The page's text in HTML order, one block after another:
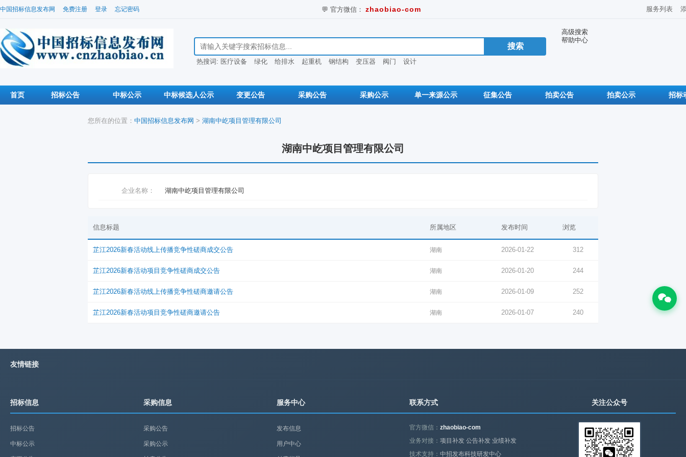
中国招标信息发布网 免费注册 登录 忘记密码 💬 官方微信： zhaobiao-com 服务列表
搜索招标信息
热搜词: 医疗设备 绿化 给排水 起重机 钢结构 变压器 阀门 设计
高级搜索
帮助中心
首页 招标公告 中标公示 中标候选人公示 变更公告 采购公告 采购公示 单一来源公示 征集公告 拍卖公告 拍卖公示 招标
您所在的位置： 中国招标信息发布网 > 湖南中屹项目管理有限公司
湖南中屹项目管理有限公司
企业名称： 湖南中屹项目管理有限公司
信息标题 所属地区 发布时间 浏览
芷江2026新春活动线上传播竞争性磋商成交公告 湖南 2026-01-22 312
芷江2026新春活动项目竞争性磋商成交公告 湖南 2026-01-20 244
芷江2026新春活动线上传播竞争性磋商邀请公告 湖南 2026-01-09 252
芷江2026新春活动项目竞争性磋商邀请公告 湖南 2026-01-07 240
友情链接
招标信息
招标公告
中标公示
采购信息
采购公告
采购公示
服务中心
发布信息
用户中心
联系方式
官方微信：zhaobiao-com
业务对接：项目补发 公告补发 业绩补发
技术支持：中招发布科技研发中心
关注公众号